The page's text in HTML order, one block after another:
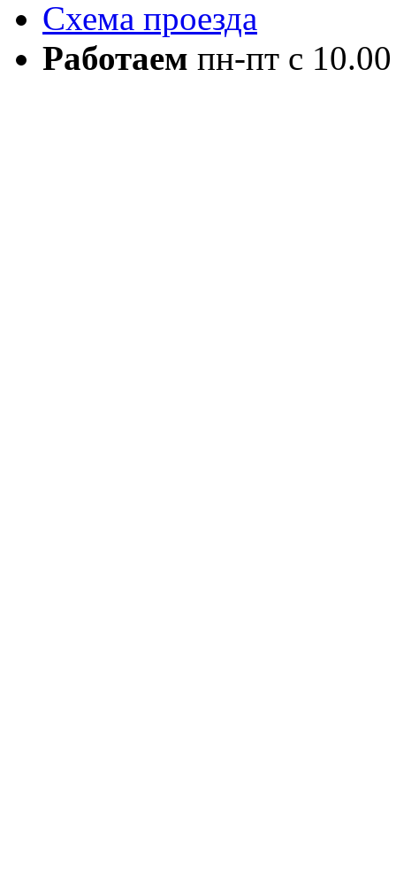
Схема проезда
Работаем пн-пт с